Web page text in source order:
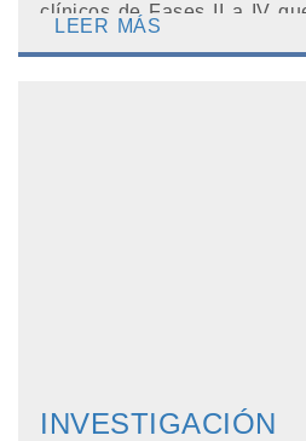
clínicos de Fases II a IV
de 3700 pac...
LEER MÁS
INVESTIGACIÓN